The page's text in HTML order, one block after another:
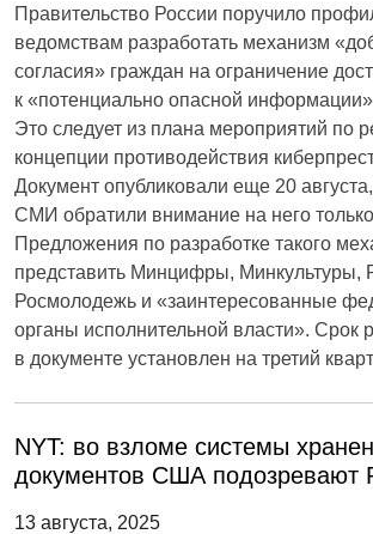
Правительство России поручило
ведомствам разработать механизм
согласия» граждан на ограничение
к «потенциально опасной информации»
Это следует из плана мероприятий по
концепции противодействия
Документ опубликовали еще 20
СМИ обратили внимание на него
Предложения по разработке такого
представить Минцифры, Минкультуры,
Росмолодежь и «заинтересованные
органы исполнительной власти». Срок
в документе установлен на третий
NYT: во взломе системы
документов США подозревают
13 августа, 2025